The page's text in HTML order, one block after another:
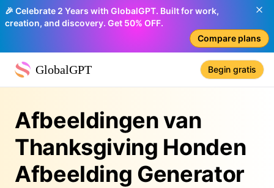
🎉 Celebrate 2 Years with GlobalGPT. Built for work,
creation, and discovery. Get 50% OFF.
Compare plans
GlobalGPT Begin gratis
Afbeeldingen van
Thanksgiving Honden
Afbeelding Generator